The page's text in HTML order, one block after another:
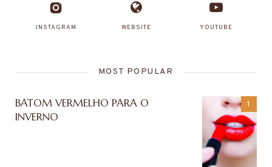
INSTAGRAM WEBSITE YOUTUBE
MOST POPULAR
BATOM VERMELHO PARA O
INVERNO